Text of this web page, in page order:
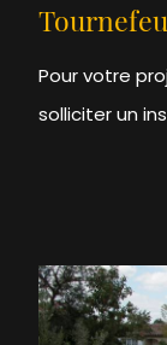
Pour votre
solliciter un